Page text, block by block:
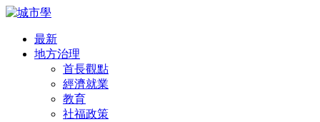
最新
地方治理
首長觀點
經濟就業
教育
社福政策